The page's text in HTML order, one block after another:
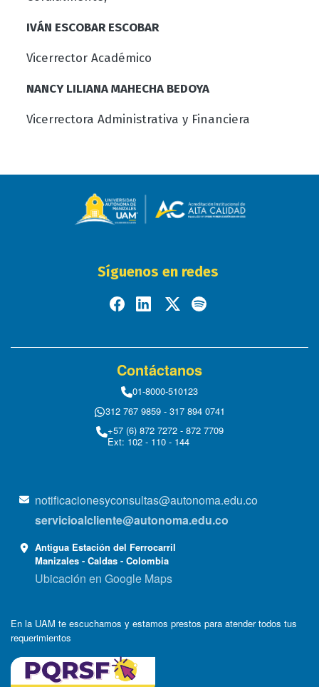
IVÁN ESCOBAR ESCOBAR
Vicerrector Académico
NANCY LILIANA MAHECHA BEDOYA
Vicerrectora Administrativa y Financiera
Síguenos en redes
Contáctanos
01-8000-510123
312 767 9859 - 317 894 0741
+57 (6) 872 7272 - 872 7709
Ext: 102 - 110 - 144
notificacionesyconsultas@autonoma.edu.co
servicioalcliente@autonoma.edu.co
Antigua Estación del Ferrocarril
Manizales - Caldas - Colombia
Ubicación en Google Maps
En la UAM te escuchamos y estamos prestos para atender todos tus
requerimientos